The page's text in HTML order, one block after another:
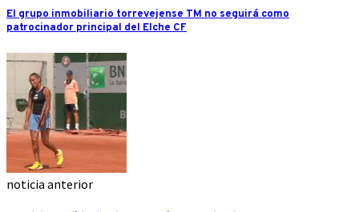
El grupo inmobiliario torrevejense TM no seguirá como
patrocinador principal del Elche CF
noticia anterior